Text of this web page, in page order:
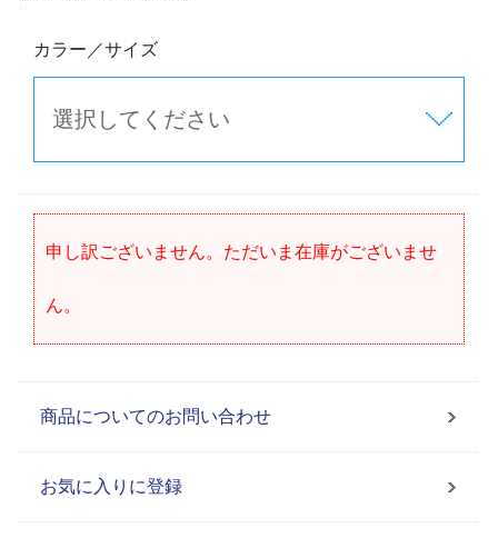
カラー／サイズ
申し訳ございません。ただいま在庫がございませ
ん。
商品についてのお問い合わせ
お気に入りに登録